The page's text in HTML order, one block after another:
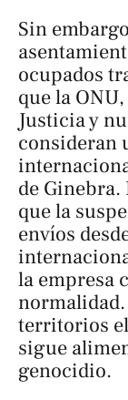
Sin
ocupados
que la
Justicia y
consideran
de Ginebra.
que la
envíos
la empresa
normalidad.
territorios
sigue
genocidio.